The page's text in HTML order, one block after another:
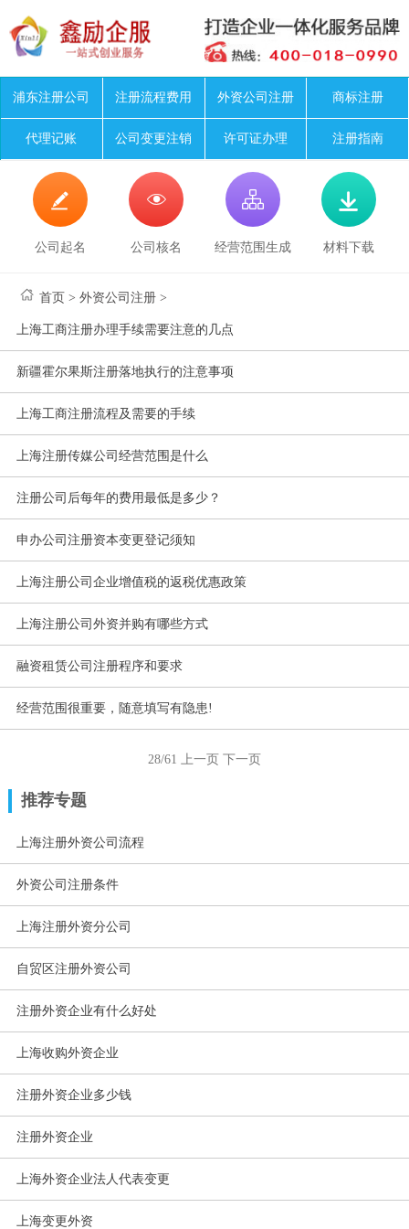
浦东注册公司 注册流程费用 外资公司注册 商标注册
代理记账 公司变更注销 许可证办理 注册指南

公司起名

公司核名

经营范围生成

材料下载
首页 >外资公司注册 >
上海工商注册办理手续需要注意的几点
新疆霍尔果斯注册落地执行的注意事项
上海工商注册流程及需要的手续
上海注册传媒公司经营范围是什么
注册公司后每年的费用最低是多少？
申办公司注册资本变更登记须知
上海注册公司企业增值税的返税优惠政策
上海注册公司外资并购有哪些方式
融资租赁公司注册程序和要求
经营范围很重要，随意填写有隐患!
28/61 上一页 下一页
推荐专题
上海注册外资公司流程
外资公司注册条件
上海注册外资分公司
自贸区注册外资公司
注册外资企业有什么好处
上海收购外资企业
注册外资企业多少钱
注册外资企业
上海外资企业法人代表变更
上海变更外资